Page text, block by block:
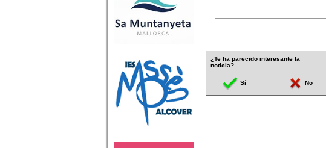
¿Te ha parecido interesante la
noticia?
Sí No